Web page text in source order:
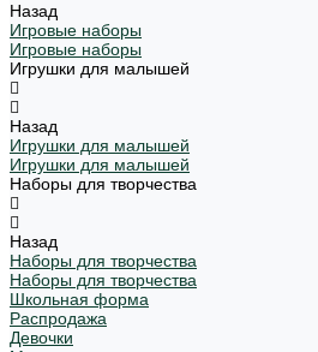
Назад
Игровые наборы
Игровые наборы
Игрушки для малышей
Назад
Игрушки для малышей
Игрушки для малышей
Наборы для творчества
Назад
Наборы для творчества
Наборы для творчества
Школьная форма
Распродажа
Девочки